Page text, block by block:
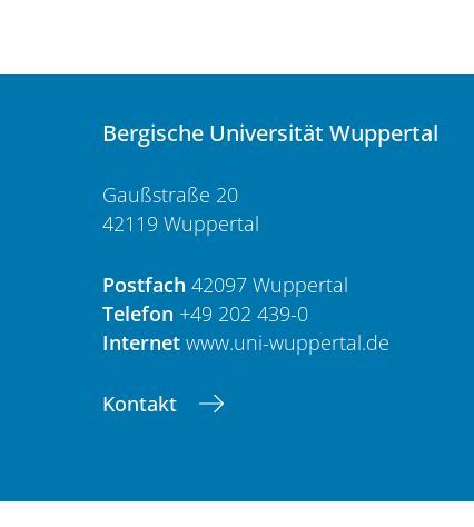
Bergische Universität Wuppertal
Gaußstraße 20
42119 Wuppertal
Postfach 42097 Wuppertal
Telefon +49 202 439-0
Internet www.uni-wuppertal.de
Kontakt